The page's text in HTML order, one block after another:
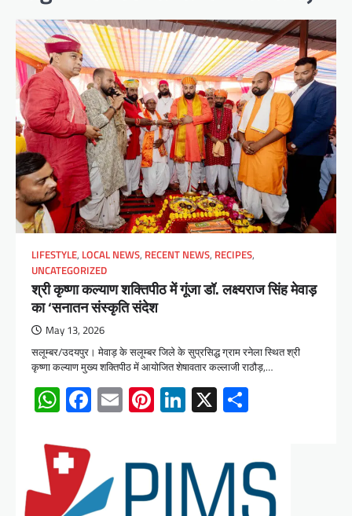
LIFESTYLE, LOCAL NEWS, RECENT NEWS, RECIPES,
UNCATEGORIZED
श्री कृष्णा कल्याण शक्तिपीठ में गूंजा डॉ. लक्ष्यराज सिंह मेवाड़
का ‘सनातन संस्कृति संदेश
May 13, 2026
सलूम्बर/उदयपुर। मेवाड़ के सलूम्बर जिले के सुप्रसिद्ध ग्राम रनेला स्थित श्री
कृष्णा कल्याण मुख्य शक्तिपीठ में आयोजित शेषावतार कल्लाजी राठौड़,…
WhatsApp
Facebook
EmailPinterest
LinkedIn
X